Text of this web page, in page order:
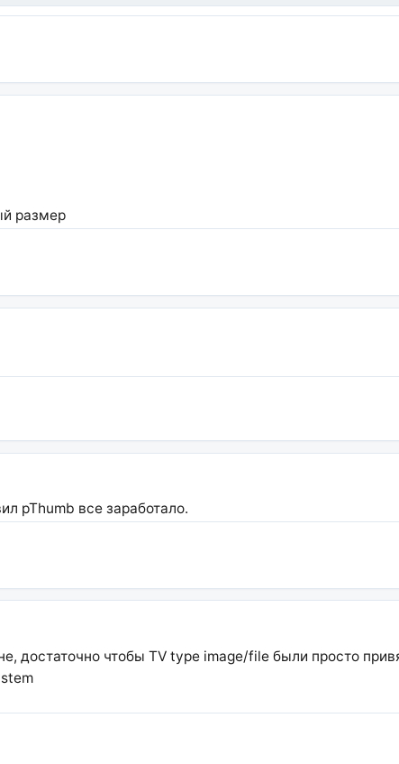
размер
pThumb все заработало.
достаточно чтобы TV type image/file были просто